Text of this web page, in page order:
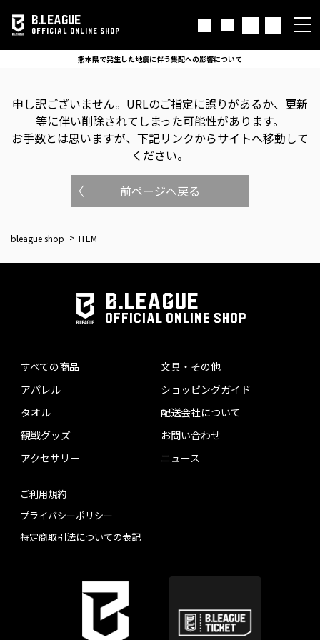
B.LEAGUE
OFFICIAL ONLINE SHOP
熊本県で発生した地震に伴う集配への影響について
申し訳ございません。 URLのご指定に誤りがあるか、更新
等に伴い削除されてしまった可能性があります。
お手数とは思いますが、下記リンクからサイトへ移動して
ください。
前ページへ戻る
bleague shop ITEM
B.LEAGUE
OFFICIAL ONLINE SHOP
すべての商品
アパレル
タオル
観戦グッズ
アクセサリー
文具・その他
ショッピングガイド
配送会社について
お問い合わせ
ニュース
ご利用規約
プライバシーポリシー
特定商取引法についての表記